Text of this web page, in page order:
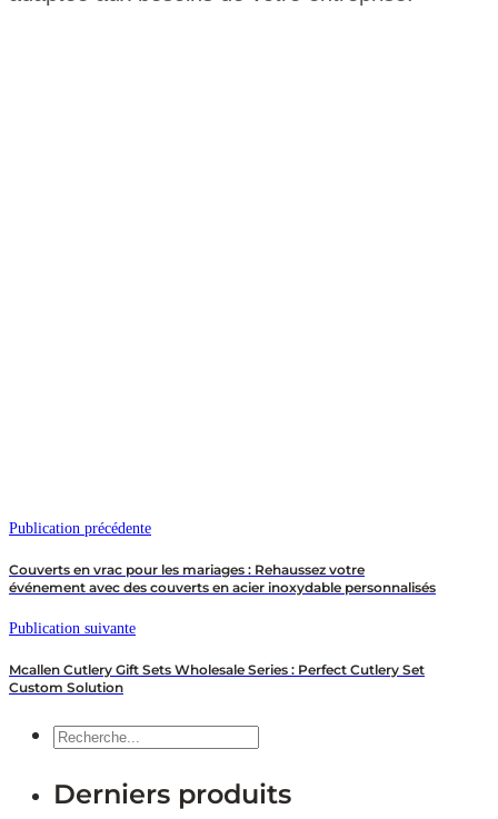
Publication précédente
Couverts en vrac pour les mariages : Rehaussez votre
événement avec des couverts en acier inoxydable personnalisés
Publication suivante
Mcallen Cutlery Gift Sets Wholesale Series : Perfect Cutlery Set
Custom Solution
Recherche
Derniers produits